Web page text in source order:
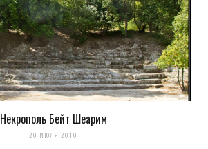
Некрополь Бейт Шеарим
20 ИЮЛЯ 2010